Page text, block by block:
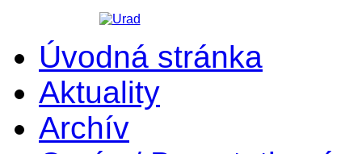
Úvodná stránka
Aktuality
Archív